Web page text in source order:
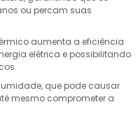
ou percam suas
aumenta a eficiência
elétrica e possibilitando
que pode causar
mesmo comprometer a